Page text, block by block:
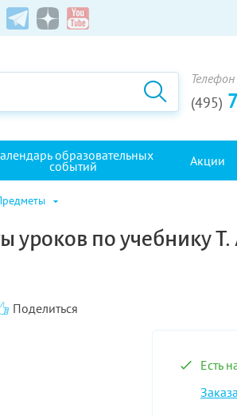
(495)
образовательных
событий Акции
уроков по учебнику
Поделиться
Есть